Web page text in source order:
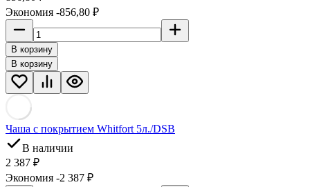
Экономия -856,80 ₽
В корзину
В корзину
Чaшa c покрытием Whitfort 5л./DSB
В наличии
2 387 ₽
Экономия -2 387 ₽